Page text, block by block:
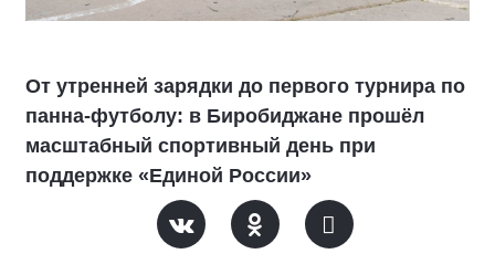
От утренней зарядки до первого турнира по
панна-футболу: в Биробиджане прошёл
масштабный спортивный день при
поддержке «Единой России»